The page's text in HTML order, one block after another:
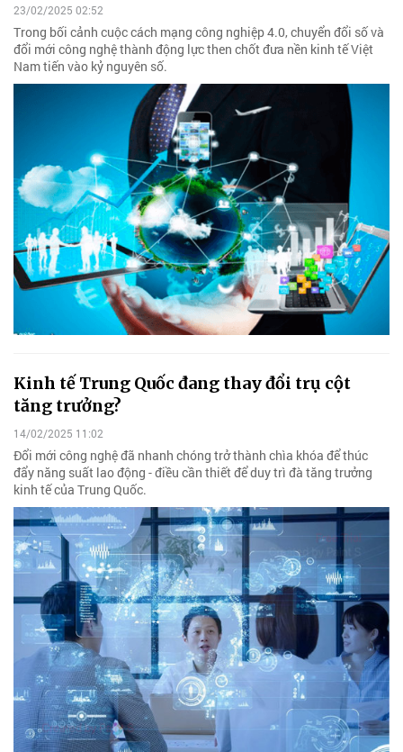
23/02/2025 02:52
Trong bối cảnh cuộc cách mạng công nghiệp 4.0, chuyển đổi số và
đổi mới công nghệ thành động lực then chốt đưa nền kinh tế Việt
Nam tiến vào kỷ nguyên số.
Kinh tế Trung Quốc đang thay đổi trụ cột
tăng trưởng?
14/02/2025 11:02
Đổi mới công nghệ đã nhanh chóng trở thành chìa khóa để thúc
đẩy năng suất lao động - điều cần thiết để duy trì đà tăng trưởng
kinh tế của Trung Quốc.